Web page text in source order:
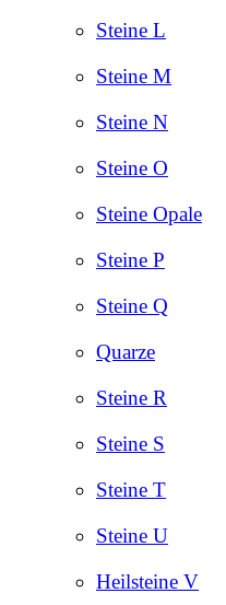
Steine L
Steine M
Steine N
Steine O
Steine Opale
Steine P
Steine Q
Quarze
Steine R
Steine S
Steine T
Steine U
Heilsteine V